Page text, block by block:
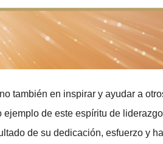
también en inspirar y ayudar a
de este espíritu de
de su dedicación, esfuerzo y